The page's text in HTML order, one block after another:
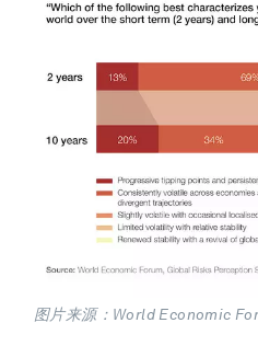
图片来源：World Economic